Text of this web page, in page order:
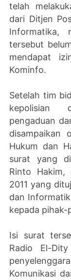
telah
dari Ditjen
Informatika,
tersebut
mendapat
Kominfo.
Setelah tim
kepolisian
pengaduan
disampaikan
Hukum dan
surat yang
Rinto Hakim,
2011 yang
dan
kepada
Isi surat
Radio El-
Komunikasi